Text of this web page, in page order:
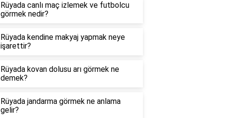
Rüyada canlı maç izlemek ve futbolcu
görmek nedir?
Rüyada kendine makyaj yapmak neye
işarettir?
Rüyada kovan dolusu arı görmek ne
demek?
Rüyada jandarma görmek ne anlama
gelir?